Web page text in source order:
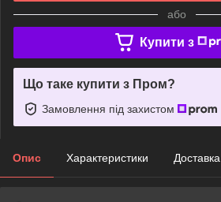
або
Купити з
Що таке купити з Пром?
Замовлення під захистом
Опис Характеристики Доставка